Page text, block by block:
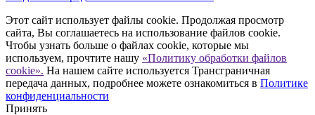
Этот сайт использует файлы cookie. Продолжая просмотр
сайта, Вы соглашаетесь на использование файлов cookie.
Чтобы узнать больше о файлах cookie, которые мы
используем, прочтите нашу «Политику обработки файлов
cookie». На нашем сайте используется Трансграничная
передача данных, подробнее можете ознакомиться в Политике
конфиденциальности
Принять